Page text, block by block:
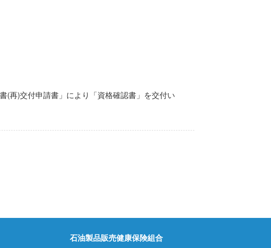
(再)交付申請書」により「資格確認書」を交付い
石油製品販売健康保険組合